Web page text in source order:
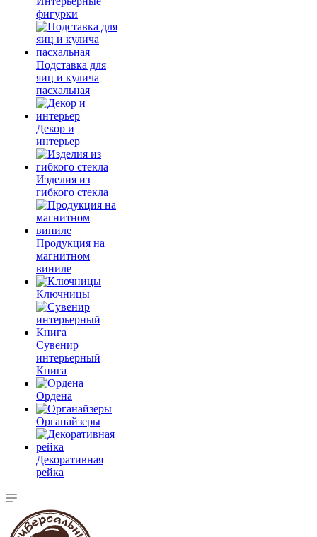
фигурки
Подставка для
яиц и кулича
пасхальная
Декор и
интерьер
Изделия из
гибкого стекла
Продукция на
магнитном
виниле
Ключницы
Сувенир
интерьерный
Книга
Ордена
Органайзеры
Декоративная
рейка